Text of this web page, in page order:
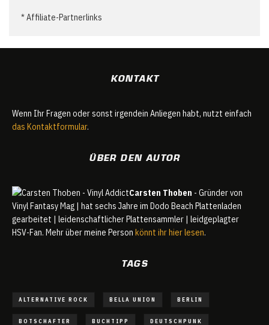
* Affiliate-Partnerlinks
KONTAKT
Wenn Ihr Fragen oder sonst irgendein Anliegen habt, nutzt einfach
das Kontaktformular.
ÜBER DEN AUTOR
Carsten Thoben - Gründer von
Vinyl Fantasy Mag | hat sechs Jahre im Dodo Beach Plattenladen
gearbeitet | leidenschaftlicher Plattensammler | leidgeplagter
HSV-Fan. Mehr über meine Person könnt ihr hier lesen.
TAGS
ALTERNATIVE ROCK BELLA UNION BERLIN
BOTSCHAFTER BUCHTIPP DEUTSCHPUNK